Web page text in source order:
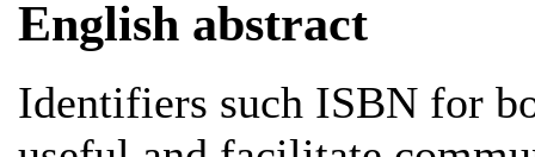
English abstract
Identifiers such ISBN for